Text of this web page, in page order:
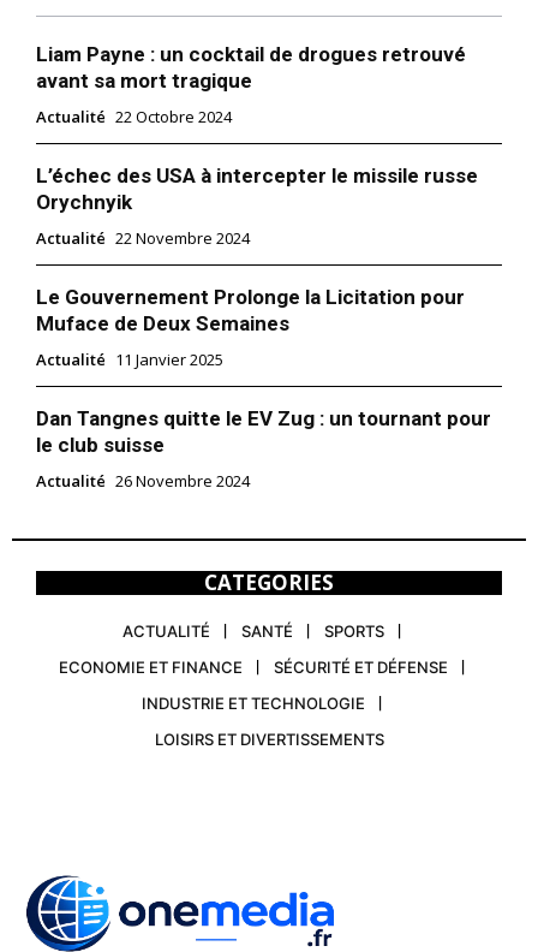
Liam Payne : un cocktail de drogues retrouvé
avant sa mort tragique
Actualité 22 Octobre 2024
L’échec des USA à intercepter le missile russe
Orychnyik
Actualité 22 Novembre 2024
Le Gouvernement Prolonge la Licitation pour
Muface de Deux Semaines
Actualité 11 Janvier 2025
Dan Tangnes quitte le EV Zug : un tournant pour
le club suisse
Actualité 26 Novembre 2024
CATEGORIES
ACTUALITÉ SANTÉ
SPORTS
ECONOMIE ET FINANCE
SÉCURITÉ ET DÉFENSE
INDUSTRIE ET TECHNOLOGIE
LOISIRS ET DIVERTISSEMENTS